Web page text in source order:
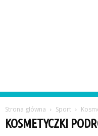
Strona główna Sport
KOSMETYCZKI